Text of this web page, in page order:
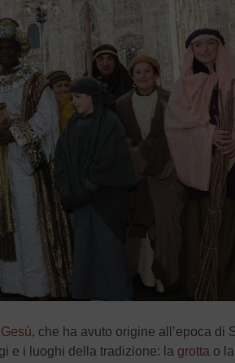
Gesù, che ha avuto origine all’epoca di
e i luoghi della tradizione: la grotta o la